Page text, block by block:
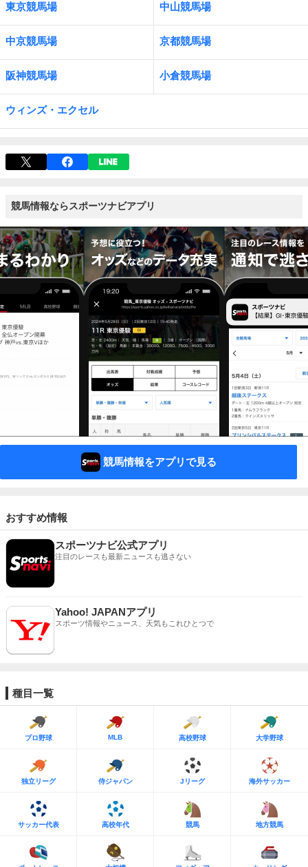
東京競馬場 中山競馬場
中京競馬場 京都競馬場
阪神競馬場 小倉競馬場
ウィンズ・エクセル
競馬情報ならスポーツナビアプリ
競馬情報をアプリで見る
おすすめ情報
スポーツナビ公式アプリ
注目のレースも最新ニュースも逃さない
Yahoo! JAPANアプリ
スポーツ情報やニュース、天気もこれひとつで
種目一覧
プロ野球 MLB 高校野球 大学野球
独立リーグ 侍ジャパン Jリーグ 海外サッカー
サッカー代表 高校年代 競馬 地方競馬